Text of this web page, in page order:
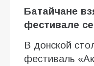
Батайчане
фестивале
В донской
фестиваль